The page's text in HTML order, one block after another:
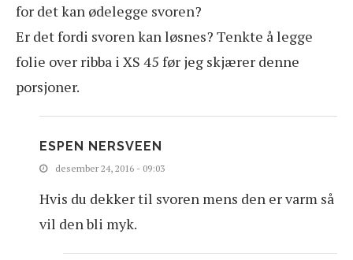
for det kan ødelegge svoren?
Er det fordi svoren kan løsnes? Tenkte å legge
folie over ribba i XS 45 før jeg skjærer denne
porsjoner.
ESPEN NERSVEEN
desember 24, 2016 - 09:03
Hvis du dekker til svoren mens den er varm så
vil den bli myk.